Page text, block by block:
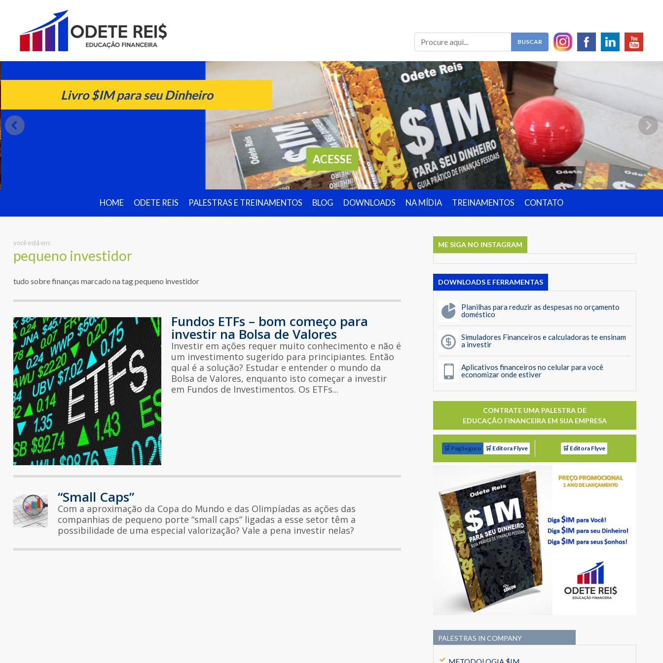
Livro $IM para seu Dinheiro
ACESSE
HOME ODETE REIS PALESTRAS E TREINAMENTOS BLOG DOWNLOADS NA MÍDIA TREINAMENTOS CONTATO
você está em:
pequeno investidor
tudo sobre finanças marcado na tag pequeno investidor
Fundos ETFs – bom começo para
investir na Bolsa de Valores
Investir em ações requer muito conhecimento e não é
um investimento sugerido para principiantes. Então
qual é a solução? Estudar e entender o mundo da
Bolsa de Valores, enquanto isto começar a investir
em Fundos de Investimentos. Os ETFs...
“Small Caps”
Com a aproximação da Copa do Mundo e das Olimpíadas as ações das
companhias de pequeno porte “small caps” ligadas a esse setor têm a
possibilidade de uma especial valorização? Vale a pena investir nelas?
ME SIGA NO INSTAGRAM
DOWNLOADS E FERRAMENTAS
Planilhas para reduzir as despesas no orçamento
doméstico
Simuladores Financeiros e calculadoras te ensinam
a investir
Aplicativos financeiros no celular para você
economizar onde estiver
CONTRATE UMA PALESTRA DE
EDUCAÇÃO FINANCEIRA EM SUA EMPRESA
🛒 PagSeguro 🛒 Editora Flyve 🛒 Editora Flyve
PALESTRAS IN COMPANY